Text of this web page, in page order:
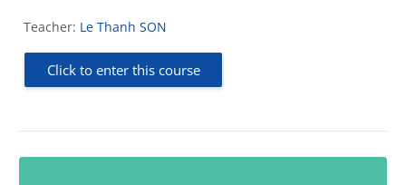
Teacher: Le Thanh SON
Click to enter this course